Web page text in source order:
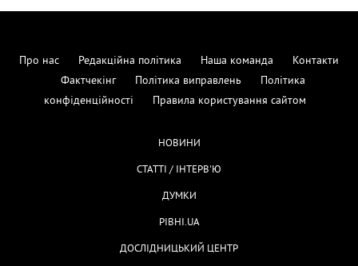
Про нас Редакційна політика Наша команда
Контакти
Фактчекінг
Політика виправлень
Політика
конфіденційності
Правила користування сайтом
НОВИНИ
СТАТТІ / ІНТЕРВ'Ю
ДУМКИ
РІВНІ.UA
ДОСЛІДНИЦЬКИЙ ЦЕНТР